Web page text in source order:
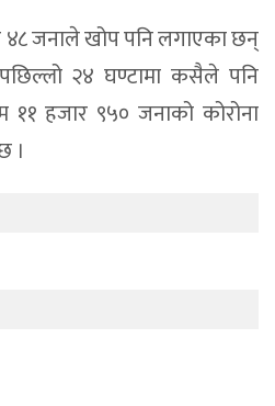
४८ जनाले खोप पनि लगाएका छन्
२४ घण्टामा कसैले पनि
११ हजार ९५० जनाको कोरोना
।